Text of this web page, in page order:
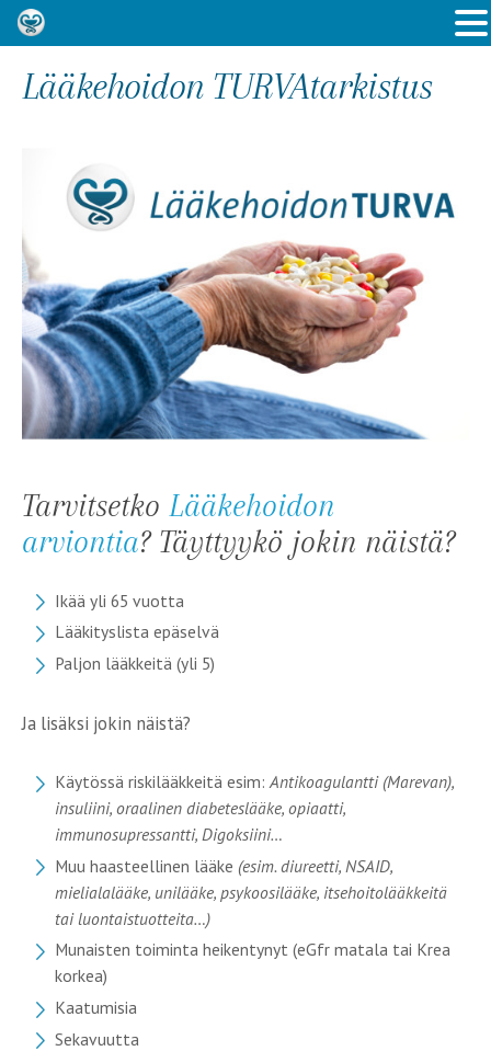
Lääkehoidon TURVAtarkistus
Tarvitsetko Lääkehoidon
arviontia? Täyttyykö jokin näistä?
Ikää yli 65 vuotta
Lääkityslista epäselvä
Paljon lääkkeitä (yli 5)
Ja lisäksi jokin näistä?
Käytössä riskilääkkeitä esim: Antikoagulantti (Marevan),
insuliini, oraalinen diabeteslääke, opiaatti,
immunosupressantti, Digoksiini…
Muu haasteellinen lääke (esim. diureetti, NSAID,
mielialalääke, unilääke, psykoosilääke, itsehoitolääkkeitä
tai luontaistuotteita…)
Munaisten toiminta heikentynyt (eGfr matala tai Krea
korkea)
Kaatumisia
Sekavuutta